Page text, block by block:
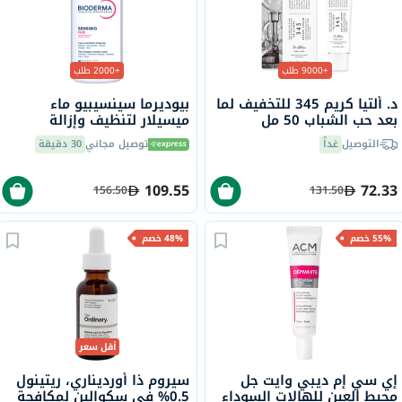
+9000 طلب
د. ألتيا كريم 345 للتخفيف لما
بعد حب الشباب 50 مل
التوصيلغداً
72.33
131.50
+2000 طلب
بيوديرما سينسيبيو ماء
ميسيلار لتنظيف وإزالة
المكياج 850 ملتوصيل مجاني30 دقيقة
109.55
156.50
55% خصم
إي سي إم ديبي وايت جل
محيط العين للهالات السوداء
48% خصم
أقل سعر
سيروم ذا أورديناري، ريتينول
0.5% في سكوالين لمكافحة